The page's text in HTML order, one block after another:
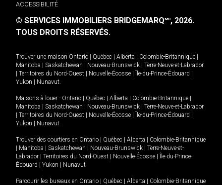
ACCESSIBILITÉ
© SERVICES IMMOBILIERS BRIDGEMARQMD, 2026.
TOUS DROITS RÉSERVÉS.
Trouver une maison Ontario Québec Alberta Colombie-Britannique
Manitoba
Saskatchewan Nouveau-Brunswick
Terre-Neuve-et-Labrador
Territoires du Nord-Ouest Nouvelle-Écosse Île-du-Prince-Édouard
Yukon
Nunavut.
Maisons à louer - Ontario Québec Alberta Colombie-Britannique
Manitoba
Saskatchewan Nouveau-Brunswick
Terre-Neuve-et-Labrador
Territoires du Nord-Ouest Nouvelle-Écosse Île-du-Prince-Édouard
Yukon
Nunavut.
Trouver des courtiers en Ontario Québec Alberta
Colombie-Britannique
Manitoba Saskatchewan Nouveau-Brunswick
Terre-Neuve-et-
Labrador
Territoires du Nord-Ouest Nouvelle-Écosse
Île-du-Prince-
Édouard
Yukon Nunavut
Parcourir les bureaux en Ontario Québec Alberta
Colombie-Britannique